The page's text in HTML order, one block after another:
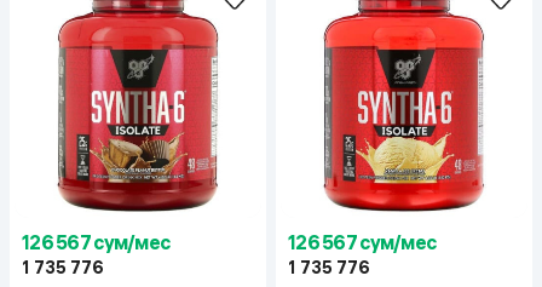
126 567 сум/мес
1 735 776
126 567 сум/мес
1 735 776